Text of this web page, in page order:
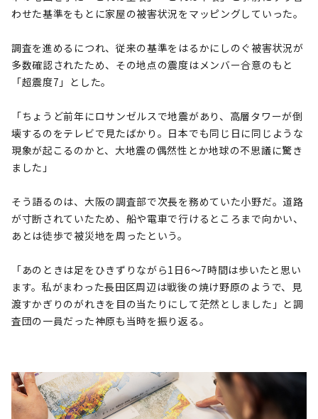
わせた基準をもとに家屋の被害状況をマッピングしていった。
調査を進めるにつれ、従来の基準をはるかにしのぐ被害状況が
多数確認されたため、その地点の震度はメンバー合意のもと
「超震度7」とした。
「ちょうど前年にロサンゼルスで地震があり、高層タワーが倒
壊するのをテレビで見たばかり。日本でも同じ日に同じような
現象が起こるのかと、大地震の偶然性とか地球の不思議に驚き
ました」
そう語るのは、大阪の調査部で次長を務めていた小野だ。道路
が寸断されていたため、船や電車で行けるところまで向かい、
あとは徒歩で被災地を周ったという。
「あのときは足をひきずりながら1日6～7時間は歩いたと思い
ます。私がまわった長田区周辺は戦後の焼け野原のようで、見
渡すかぎりのがれきを目の当たりにして茫然としました」と調
査団の一員だった神原も当時を振り返る。